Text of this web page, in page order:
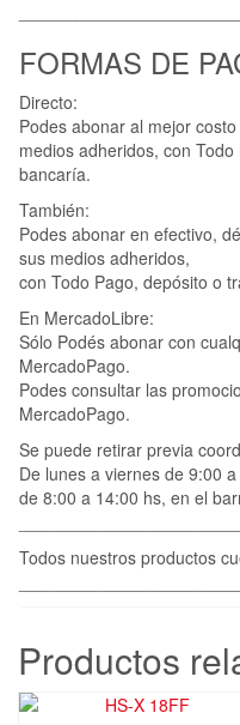
FORMAS DE
Directo:
Podes abonar al mejor
medios adheridos, con
bancaría.
También:
Podes abonar en efectivo,
sus medios adheridos,
con Todo Pago, depósito o
En MercadoLibre:
Sólo Podés abonar con
MercadoPago.
Podes consultar las
MercadoPago.
Se puede retirar previa
De lunes a viernes de 9:00
de 8:00 a 14:00 hs, en el
Todos nuestros productos
Productos